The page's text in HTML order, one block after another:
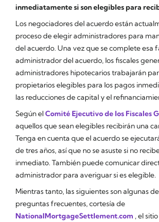
inmediatamente si son elegibles para
Los negociadores del acuerdo están
proceso de elegir administradores para
del acuerdo. Una vez que se complete esa
administrador del acuerdo, los fiscales
administradores hipotecarios trabajarán
propietarios elegibles para los pagos
las reducciones de capital y el
Según elComité Ejecutivo de los Fiscales
aquellos que sean elegibles recibirán una
Tenga en cuenta que el acuerdo se
de tres años, así que no se asuste si no
inmediato. También puede comunicar
administrador para averiguar si es elegible.
Mientras tanto, las siguientes son algunas
preguntas frecuentes, cortesía de
NationalMortgageSettlement.com , el